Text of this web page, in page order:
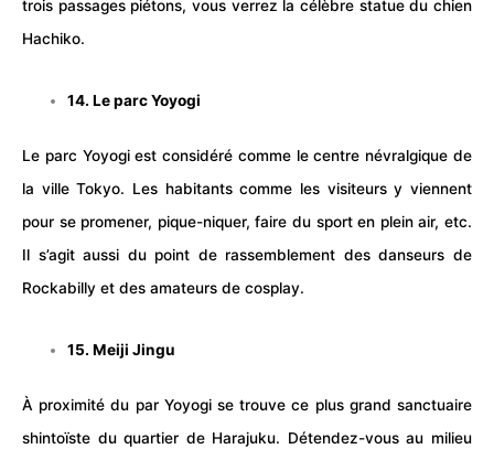
trois passages piétons, vous verrez la célèbre statue du chien
Hachiko.
14. Le parc Yoyogi
Le parc Yoyogi est considéré comme le centre névralgique de
la ville Tokyo. Les habitants comme les visiteurs y viennent
pour se promener, pique-niquer, faire du sporten plein air, etc.
Il s’agit aussi du point de rassemblement des danseurs de
Rockabilly et des amateurs de cosplay.
15. Meiji Jingu
À proximité du par Yoyogi se trouve ce plus grand sanctuaire
shintoïste du quartier de Harajuku. Détendez-vous au milieu